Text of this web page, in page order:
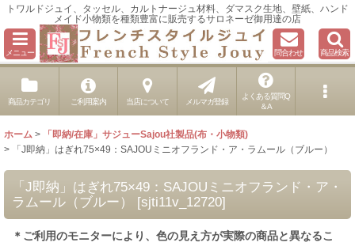
トワルドジュイ、タッセル、カルトナージュ材料、ダマスク生地、壁紙、ハンド
メイド小物類を種類豊富に販売するサロネーゼ御用達の店
メニュー 問合わせ 商品検索
商品カテゴリ ご利用案内 当店について メルマガ登録
よくある質問Q
＆A
ホーム >
「即納/在庫」サジューSajou社製品(布・小物類)
>
「J即納」はぎれ75×49：SAJOUミニオフランド・ア・ラムール（ブルー）
「J即納」はぎれ75×49：SAJOUミニオフランド・ア・
ラムール（ブルー）
[sjti11v_12720]
＊ご利用のモニターにより、色の見え方が実際の商品と異なるこ